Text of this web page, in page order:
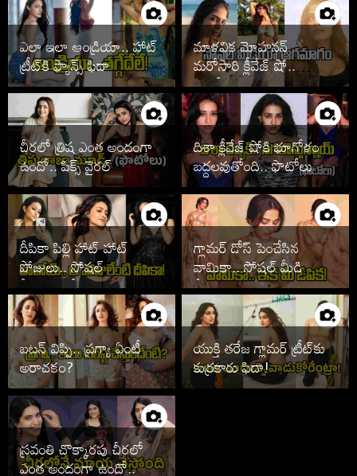
ఎలా ఇలా ఆండ్రియా.. హాట్
ట్రీట్‌కి ఫ్యాన్స్ ఫిదా
మాళవిక మోహనన్
మరోసారి క్లీవేజ్ షో..
ఫొటోలు చూశారా
చీరలో త్రిష ఎంత అందంగా
ఉందో.. పిక్స్ వైరల్
దిశా క్లీవేజ్ షోకి భూగోళం
బద్దలవుతోంది.. ఫొటోలు
వైరల్
దీపికా పిల్లి హాట్ హాట్
పోజులు.. సోషల్
మీడియాలో సెగలు
గ్లామర్ డోస్ పెంచేసిన
వామికా.. సోషల్ మీడియా
షేక్!
బటన్ విప్పి.. ప్రగ్యా ఏంటీ
అరాచకం?
యుక్తి తరేజ గ్లామర్ ట్రీట్‌కు
కుర్రకారు ఫిదా!
స్రవంతి చొక్కారపు చీరలో
ఎంత అందంగా ఉందో..